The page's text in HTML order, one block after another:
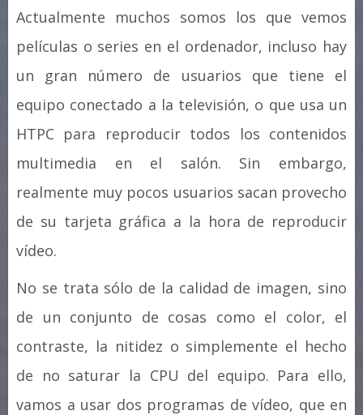
Actualmente muchos somos los que vemos
películas o series en el ordenador, incluso hay
un gran número de usuarios que tiene el
equipo conectado a la televisión, o que usa un
HTPC para reproducir todos los contenidos
multimedia en el salón. Sin embargo,
realmente muy pocos usuarios sacan provecho
de su tarjeta gráfica a la hora de reproducir
vídeo.
No se trata sólo de la calidad de imagen, sino
de un conjunto de cosas como el color, el
contraste, la nitidez o simplemente el hecho
de no saturar la CPU del equipo. Para ello,
vamos a usar dos programas de vídeo, que en